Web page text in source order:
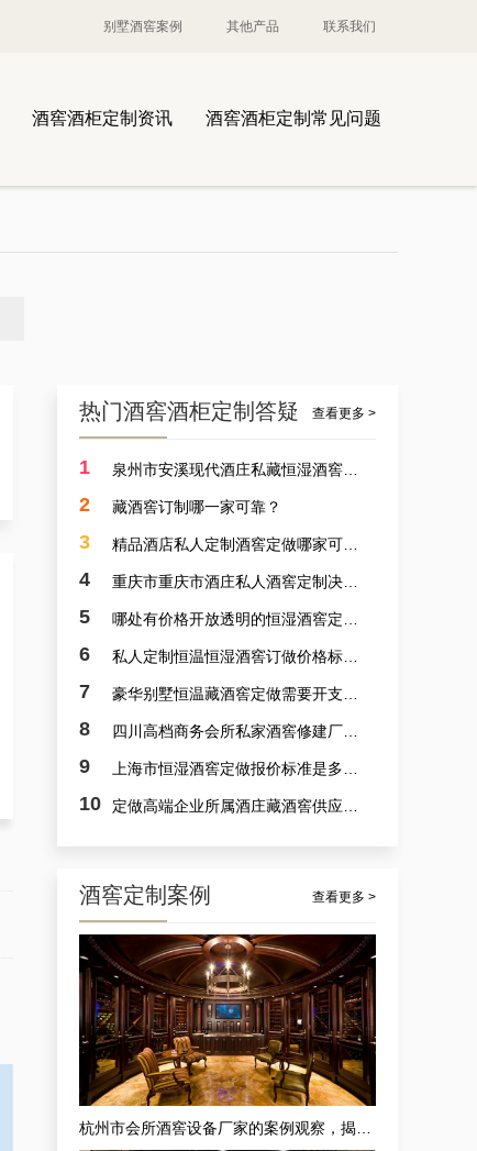
别墅酒窖案例 其他产品 联系我们
酒窖酒柜定制资讯 酒窖酒柜定制常见问题
热门酒窖酒柜定制答疑 查看更多 >
1
2 藏酒窖订制哪一家可靠？
3
4
5
6
7
8
9
10
酒窖定制案例 查看更多 >
案例讲解：定做别墅艺术恒湿藏酒窖，别墅山洞藏酒窖设计厂商的实例展示